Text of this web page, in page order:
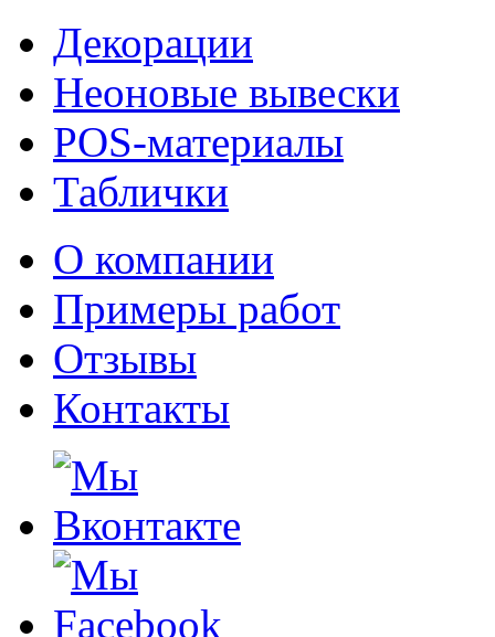
Декорации
Неоновые вывески
POS-материалы
Таблички
О компании
Примеры работ
Отзывы
Контакты